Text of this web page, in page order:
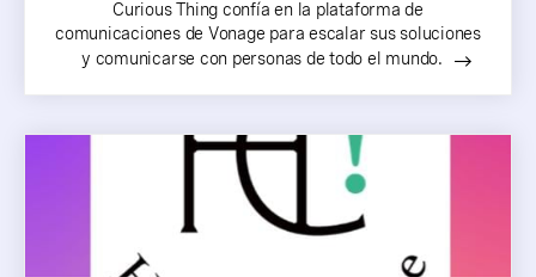
Curious Thing confía en la plataforma de
comunicaciones de Vonage para escalar sus soluciones
y comunicarse con personas de todo el mundo.